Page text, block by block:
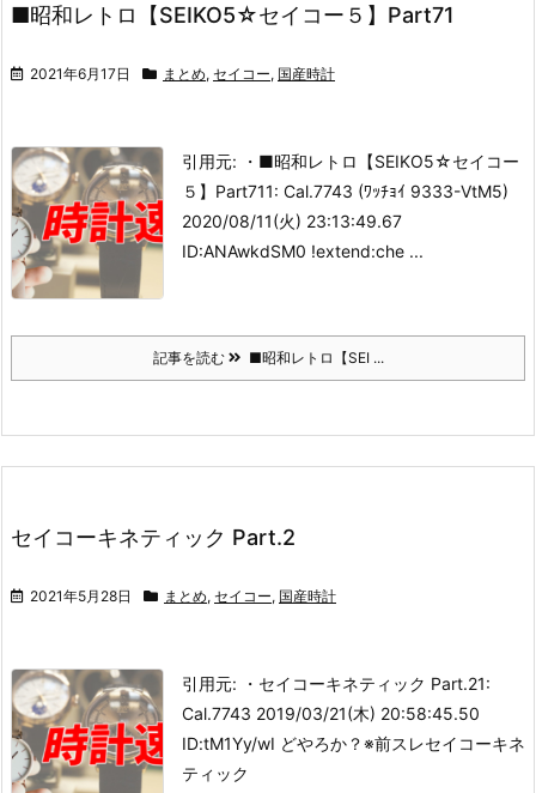
■昭和レトロ【SEIKO5☆セイコー５】Part71
2021年6月17日 まとめ, セイコー, 国産時計
引用元: ・■昭和レトロ【SEIKO5☆セイコー
５】Part711: Cal.7743 (ﾜｯﾁｮｲ 9333-VtM5)
2020/08/11(火) 23:13:49.67
ID:ANAwkdSM0 !extend:che ...
記事を読む ■昭和レトロ【SEI ...
セイコーキネティック Part.2
2021年5月28日 まとめ, セイコー, 国産時計
引用元: ・セイコーキネティック Part.21:
Cal.7743 2019/03/21(木) 20:58:45.50
ID:tM1Yy/wI どやろか？※前スレセイコーキネ
ティック